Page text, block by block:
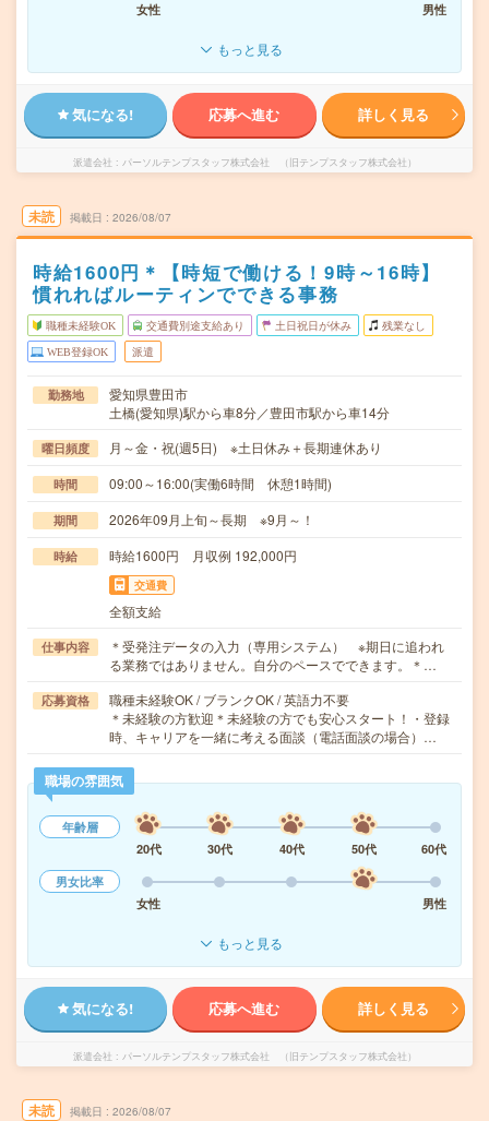
女性 男性
もっと見る
気になる! 応募へ進む 詳しく見る
派遣会社 パーソルテンプスタッフ株式会社 （旧テンプスタッフ株式会社）
未読 掲載日 2026/08/07
時給1600円＊【時短で働ける！9時～16時】
慣れればルーティンでできる事務
職種未経験OK 交通費別途支給あり 土日祝日が休み 残業なし
WEB登録OK 派遣
勤務地
愛知県豊田市
土橋(愛知県)駅から車8分／豊田市駅から車14分
曜日頻度 月～金・祝(週5日) ※土日休み＋長期連休あり
時間 09:00～16:00(実働6時間 休憩1時間)
期間 2026年09月上旬～長期 ※9月～！
時給 時給1600円 月収例 192,000円
交通費
全額支給
仕事内容
＊受発注データの入力（専用システム） ※期日に追われ
る業務ではありません。自分のペースでできます。＊…
応募資格
職種未経験OK / ブランクOK / 英語力不要
＊未経験の方歓迎＊未経験の方でも安心スタート！・登録
時、キャリアを一緒に考える面談（電話面談の場合）…
職場の雰囲気
年齢層
20代
30代 40代 50代
60代
男女比率
女性
男性
もっと見る
気になる! 応募へ進む 詳しく見る
派遣会社 パーソルテンプスタッフ株式会社 （旧テンプスタッフ株式会社）
未読 掲載日 2026/08/07